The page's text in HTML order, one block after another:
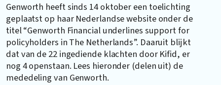
Genworth heeft sinds 14 oktober een toelichting
geplaatst op haar Nederlandse website onder de
titel “Genworth Financial underlines support for
policyholders in The Netherlands”. Daaruit blijkt
dat van de 22 ingediende klachten door Kifid, er
nog 4 openstaan. Lees hieronder (delen uit) de
mededeling van Genworth.